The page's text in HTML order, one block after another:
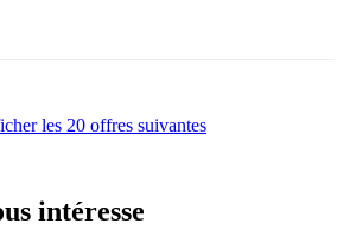
les 20 offres suivantes
intéresse